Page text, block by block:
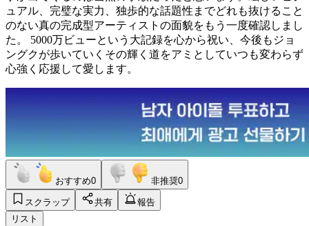
ュアル、完璧な実力、独歩的な話題性までどれも抜けること
のない真の完成型アーティストの面貌をもう一度確認しまし
た。 5000万ビューという大記録を心から祝い、今後もジョ
ングクが歩いていくその輝く道をアミとしていつも変わらず
心強く応援して愛します。
おすすめ0 非推奨0
スクラップ 共有
報告
リスト